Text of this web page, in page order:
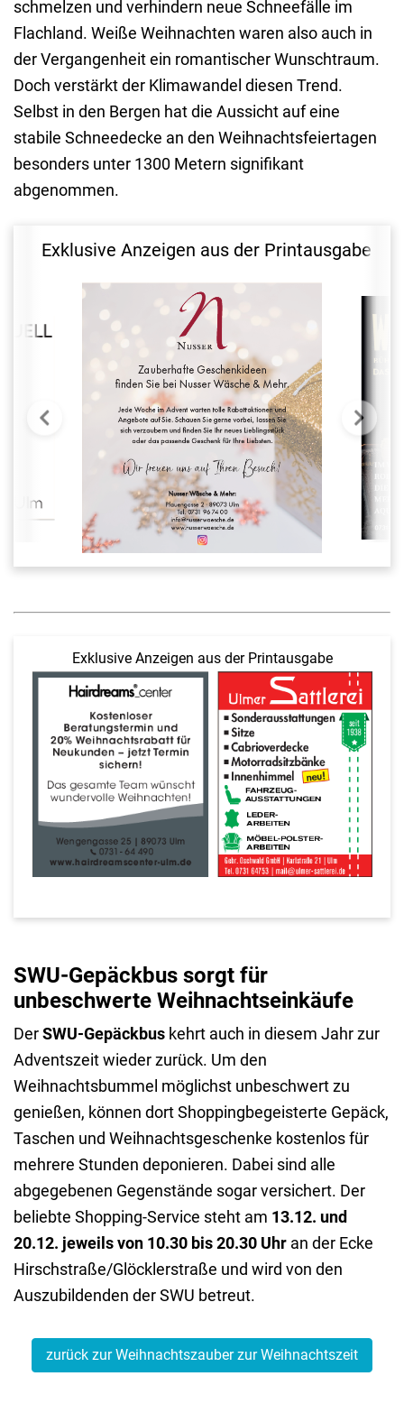
schmelzen und verhindern neue Schneefälle im
Flachland. Weiße Weihnachten waren also auch in
der Vergangenheit ein romantischer Wunschtraum.
Doch verstärkt der Klimawandel diesen Trend.
Selbst in den Bergen hat die Aussicht auf eine
stabile Schneedecke an den Weihnachtsfeiertagen
besonders unter 1300 Metern signifikant
abgenommen.
Exklusive Anzeigen aus der Printausgabe
Exklusive Anzeigen aus der Printausgabe
SWU-Gepäckbus sorgt für
unbeschwerte Weihnachtseinkäufe
DerSWU-Gepäckbus kehrt auch in diesem Jahr zur
Adventszeit wieder zurück. Um den
Weihnachtsbummel möglichst unbeschwert zu
genießen, können dort Shoppingbegeisterte Gepäck,
Taschen und Weihnachtsgeschenke kostenlos für
mehrere Stunden deponieren. Dabei sind alle
abgegebenen Gegenstände sogar versichert. Der
beliebte Shopping-Service steht am 13.12. und
20.12. jeweils von 10.30 bis 20.30 Uhr an der Ecke
Hirschstraße/Glöcklerstraße und wird von den
Auszubildenden der SWU betreut.
zurück zur Weihnachtszauber zur Weihnachtszeit